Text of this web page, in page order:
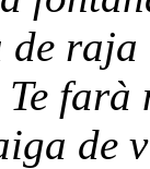
de
de